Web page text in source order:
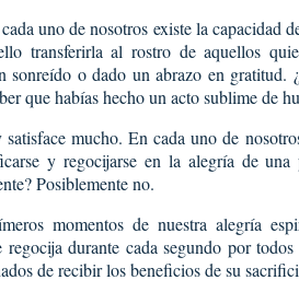
uno de nosotros existe la capacidad
transferirla al rostro de aquellos
sonreído o dado un abrazo en gratitud.
que habías hecho un acto sublime de
mucho. En cada uno de
y regocijarse en la alegría de una
Posiblemente no.
momentos de nuestra alegría
durante cada segundo por
de recibir los beneficios de su